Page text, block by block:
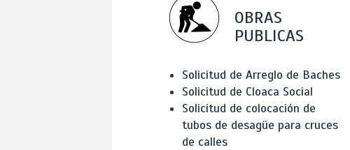
OBRAS
PUBLICAS
Solicitud de Arreglo de Baches
Solicitud de Cloaca Social
Solicitud de colocación de
tubos de desagüe para cruces
de calles